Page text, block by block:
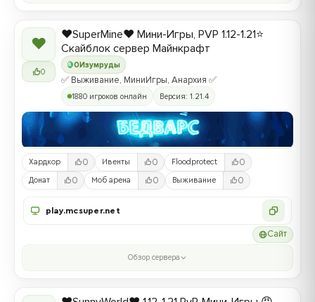
❤
0
0Изумруды
❤️SuperMine❤️ Мини-Игры, PVP 1.12-1.21⭐
Скайблок сервер Майнкрафт
✅ Выживание, МиниИгры, Анархия ✅
1880 игроков онлайн Версия: 1.21.4
Хардкор 0 Ивенты 0 Floodprotect 0
Донат 0 Моб арена 0 Выживание 0
play.mcsuper.net
Сайт
Обзор сервера